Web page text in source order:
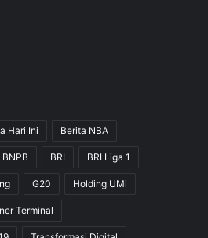
Hari Ini Berita NBA
BNPB BRI BRI Liga 1
G20 Holding UMi
Terminal